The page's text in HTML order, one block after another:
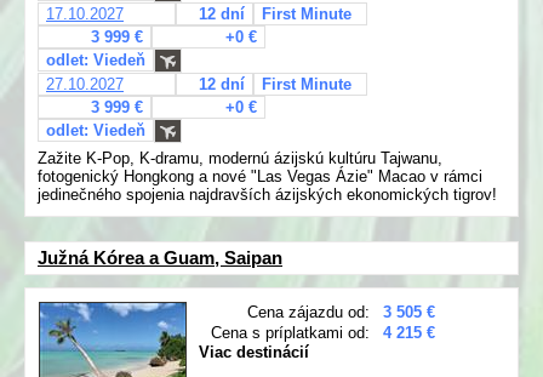
17.10.2027
12 dní
First Minute
3 999 €
+0 €
odlet: Viedeň
27.10.2027
12 dní
First Minute
3 999 €
+0 €
odlet: Viedeň
Zažite K-Pop, K-dramu, modernú ázijskú kultúru Tajwanu,
fotogenický Hongkong a nové "Las Vegas Ázie" Macao v rámci
jedinečného spojenia najdravších ázijských ekonomických tigrov!
Južná Kórea a Guam, Saipan
Cena zájazdu od:
3 505 €
Cena s príplatkami od:
4 215 €
Viac destinácií